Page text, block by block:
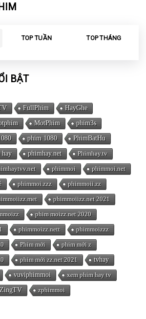
TOP TUẦN TOP THÁNG
BẬT
FullPhim HayGhe
MotPhim phim3s
phim 1080 PhimBatHu
hay phimhay.net Phimhay.tv
phimmoi phimmoi.net
phimmoi.zzz phimmoii.zz
phimmoiizz.net 2021
phim moizz.net 2020
phimmoizz.nett phimmoizzz
Phim mới phim mới z
phim mới zz.net 2021 tvhay
vuviphimmoi xem phim hay tv
ZingTV zphimmoi